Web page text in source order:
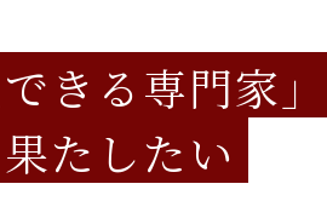
きる専門家」
たしたい